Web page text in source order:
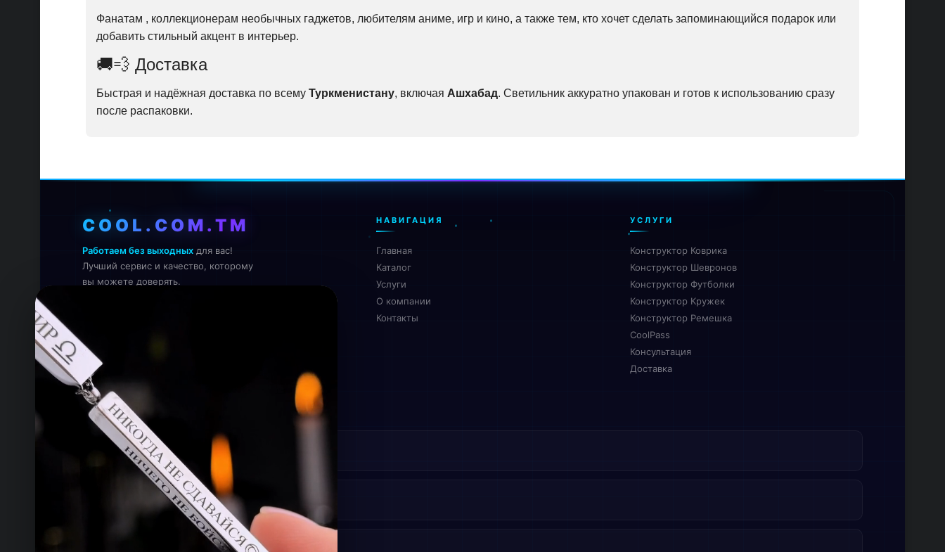
Фанатам , коллекционерам необычных гаджетов, любителям аниме, игр и кино, а также тем, кто хочет сделать запоминающийся подарок или
добавить стильный акцент в интерьер.
🚚💨 Доставка
Быстрая и надёжная доставка по всему Туркменистану, включая Ашхабад. Светильник аккуратно упакован и готов к использованию сразу
после распаковки.
COOL.COM.TM
Работаем без выходных для вас!
Лучший сервис и качество, которому
вы можете доверять.
НАВИГАЦИЯ
Главная
Каталог
Услуги
О компании
Контакты
УСЛУГИ
Конструктор Коврика
Конструктор Шевронов
Конструктор Футболки
Конструктор Кружек
Конструктор Ремешка
CoolPass
Консультация
Доставка
КОНТАКТЫ
ТЕЛЕФОН
+993 649 593 67
rdemirov@cool.com.tm